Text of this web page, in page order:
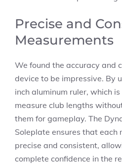
Precise and
Measurements
We found the accuracy and
device to be impressive. By
inch aluminum ruler, which
measure club lengths
them for gameplay. The
Soleplate ensures that each
precise and consistent,
complete confidence in the